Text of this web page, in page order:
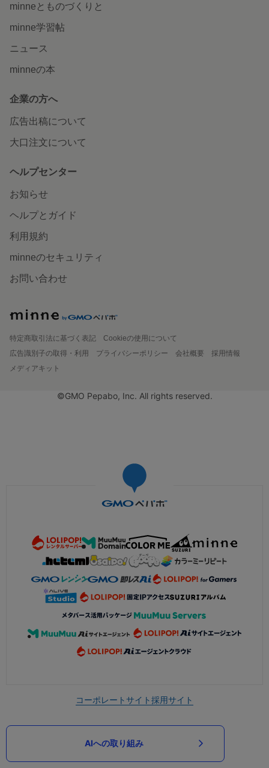
minneとものづくりと
minne学習帖
ニュース
minneの本
企業の方へ
広告出稿について
大口注文について
ヘルプセンター
お知らせ
ヘルプとガイド
利用規約
minneのセキュリティ
お問い合わせ
特定商取引法に基づく表記
Cookieの使用について
広告識別子の取得・利用
プライバシーポリシー 会社概要
採用情報
メディアキット
©GMO Pepabo, Inc. All rights reserved.
コーポレートサイト採用サイト
AIへの取り組み